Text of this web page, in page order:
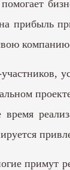
прибыль
примут